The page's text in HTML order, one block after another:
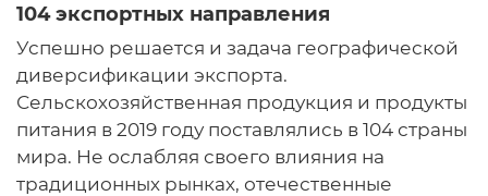
104 экспортных направления
Успешно решается и задача географической
диверсификации экспорта.
Сельскохозяйственная продукция и продукты
питания в 2019 году поставлялись в 104 страны
мира. Не ослабляя своего влияния на
традиционных рынках, отечественные